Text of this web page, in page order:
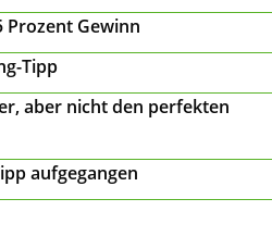
Prozent Gewinn
Tipp
aber nicht den perfekten
aufgegangen